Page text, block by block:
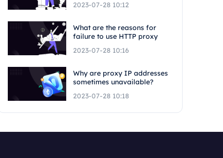
2023-07-28 10:12
What are the reasons for
failure to use HTTP proxy
2023-07-28 10:16
Why are proxy IP addresses
sometimes unavailable?
2023-07-28 10:18